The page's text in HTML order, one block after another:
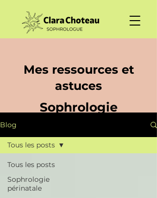
Mes ressources et
astuces
Sophrologie
Blog
Tous les posts
Sophrologie
périnatale
Tous les posts